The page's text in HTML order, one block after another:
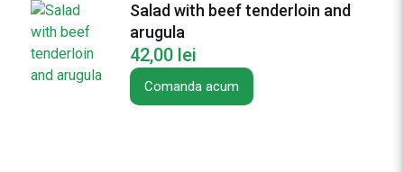
Salad with beef tenderloin and
arugula
42,00 lei
Comanda acum